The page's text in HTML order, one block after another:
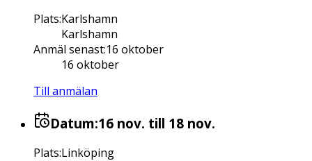
Plats:Karlshamn
Karlshamn
Anmäl senast:16 oktober
16 oktober
Till anmälan
Datum:16 nov. till 18 nov.
Plats:Linköping